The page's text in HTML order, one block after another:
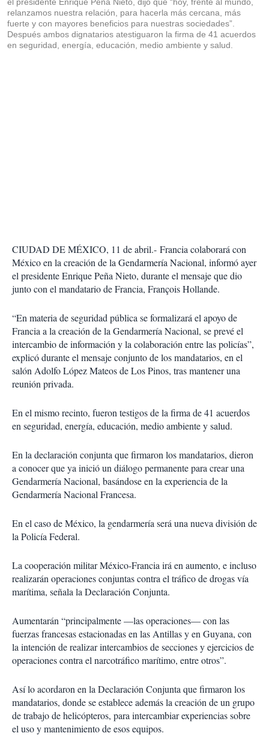
el presidente Enrique Peña Nieto, dijo que “hoy, frente al mundo,
relanzamos nuestra relación, para hacerla más cercana, más
fuerte y con mayores beneficios para nuestras sociedades”.
Después ambos dignatarios atestiguaron la firma de 41 acuerdos
en seguridad, energía, educación, medio ambiente y salud.
CIUDAD DE MÉXICO, 11 de abril.- Francia colaborará con
México en la creación de la Gendarmería Nacional, informó ayer
el presidente Enrique Peña Nieto, durante el mensaje que dio
junto con el mandatario de Francia, François Hollande.
“En materia de seguridad pública se formalizará el apoyo de
Francia a la creación de la Gendarmería Nacional, se prevé el
intercambio de información y la colaboración entre las policías”,
explicó durante el mensaje conjunto de los mandatarios, en el
salón Adolfo López Mateos de Los Pinos, tras mantener una
reunión privada.
En el mismo recinto, fueron testigos de la firma de 41 acuerdos
en seguridad, energía, educación, medio ambiente y salud.
En la declaración conjunta que firmaron los mandatarios, dieron
a conocer que ya inició un diálogo permanente para crear una
Gendarmería Nacional, basándose en la experiencia de la
Gendarmería Nacional Francesa.
En el caso de México, la gendarmería será una nueva división de
la Policía Federal.
La cooperación militar México-Francia irá en aumento, e incluso
realizarán operaciones conjuntas contra el tráfico de drogas vía
marítima, señala la Declaración Conjunta.
Aumentarán “principalmente —las operaciones— con las
fuerzas francesas estacionadas en las Antillas y en Guyana, con
la intención de realizar intercambios de secciones y ejercicios de
operaciones contra el narcotráfico marítimo, entre otros”.
Así lo acordaron en la Declaración Conjunta que firmaron los
mandatarios, donde se establece además la creación de un grupo
de trabajo de helicópteros, para intercambiar experiencias sobre
el uso y mantenimiento de esos equipos.